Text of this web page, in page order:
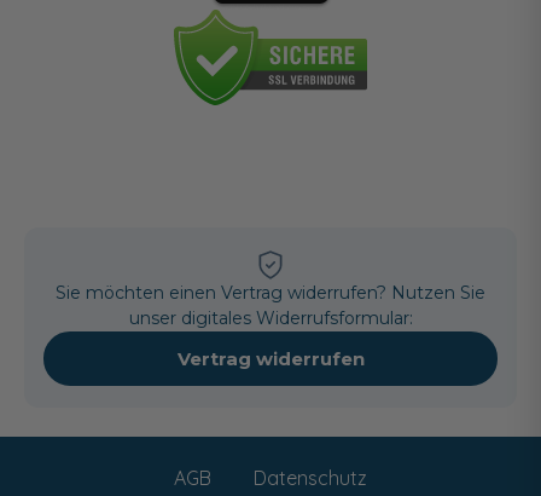
Sie möchten einen Vertrag widerrufen? Nutzen Sie
unser digitales Widerrufsformular:
Vertrag widerrufen
AGB
Datenschutz